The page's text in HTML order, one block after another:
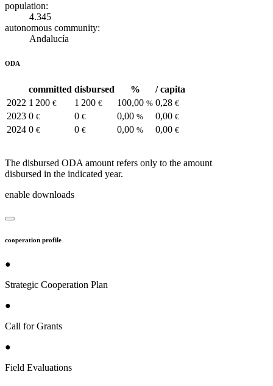
population:
4.345
autonomous community:
Andalucía
ODA
committed disbursed %
/ capita
2022 1 200 € 1 200 € 100,00 % 0,28 €
2023 0 € 0 € 0,00 % 0,00 €
2024 0 € 0 € 0,00 % 0,00 €
The disbursed ODA amount refers only to the amount
disbursed in the indicated year.
enable downloads
cooperation profile
●
Strategic Cooperation Plan
●
Call for Grants
●
Field Evaluations